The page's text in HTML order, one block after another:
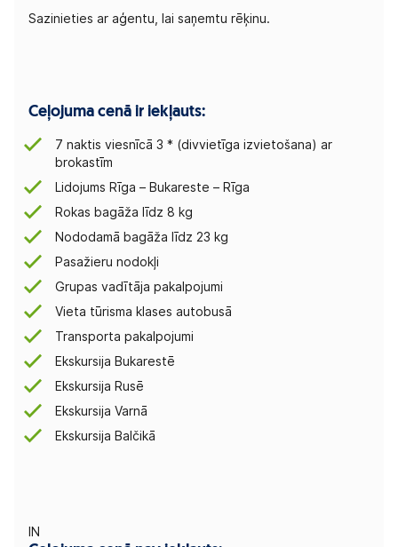
Sazinieties ar aģentu, lai saņemtu rēķinu.
Ceļojuma cenā ir iekļauts:
7 naktis viesnīcā 3 * (divvietīga izvietošana) ar
brokastīm
Lidojums Rīga – Bukareste – Rīga
Rokas bagāža līdz 8 kg
Nododamā bagāža līdz 23 kg
Pasažieru nodokļi
Grupas vadītāja pakalpojumi
Vieta tūrisma klases autobusā
Transporta pakalpojumi
Ekskursija Bukarestē
Ekskursija Rusē
Ekskursija Varnā
Ekskursija Balčikā
IN